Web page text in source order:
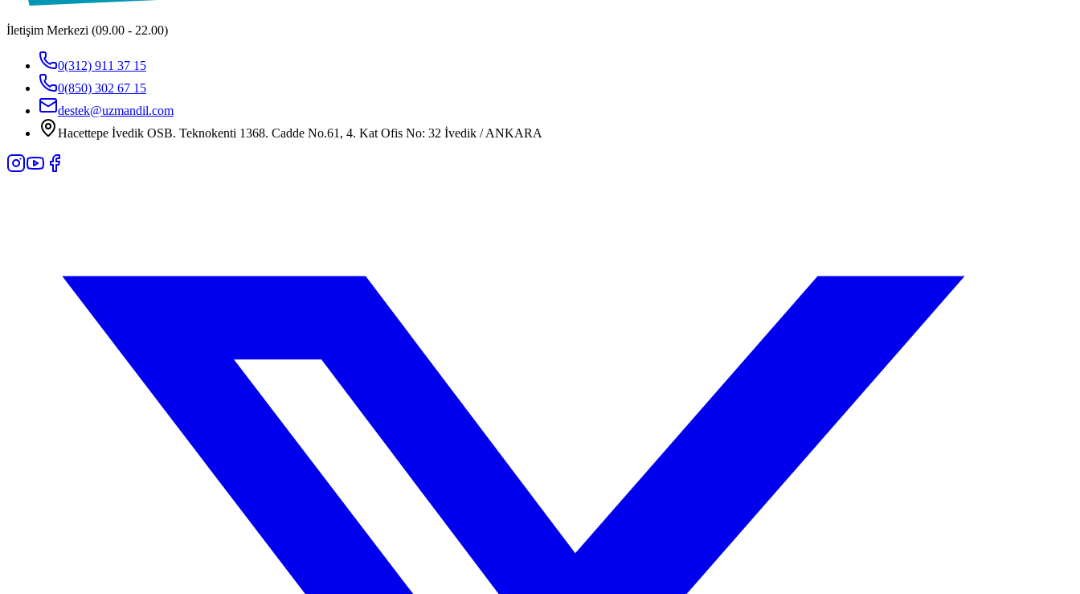
İletişim Merkezi (09.00 - 22.00)
0(312) 911 37 15
0(850) 302 67 15
destek@uzmandil.com
Hacettepe İvedik OSB. Teknokenti 1368. Cadde No.61, 4. Kat Ofis No: 32 İvedik / ANKARA